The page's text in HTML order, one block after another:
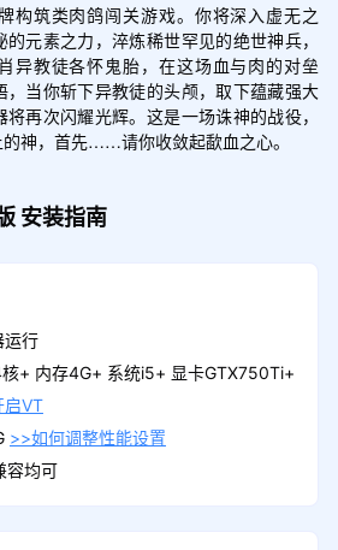
构筑类肉鸽闯关游戏。你将深入虚无之
元素之力，淬炼稀世罕见的绝世神兵，
异教徒各怀鬼胎，在这场血与肉的对垒
，当你斩下异教徒的头颅，取下蕴藏强大
再次闪耀光辉。这是一场诛神的战役，
神，首先……请你收敛起歃血之心。
安装指南
运行
+ 内存4G+ 系统i5+ 显卡GTX750Ti+
启VT
>>如何调整性能设置
容均可